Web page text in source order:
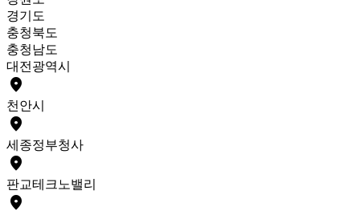
경기도
충청북도
충청남도
대전광역시
place
천안시
place
세종정부청사
place
판교테크노밸리
place